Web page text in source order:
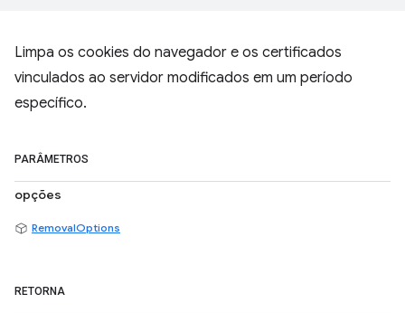
Limpa os cookies do navegador e os certificados
vinculados ao servidor modificados em um período
específico.
PARÂMETROS
opções
RemovalOptions
RETORNA